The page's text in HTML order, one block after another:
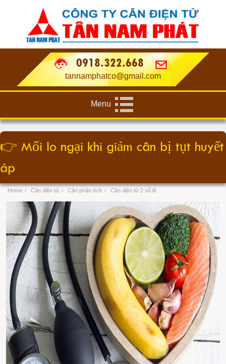
0918.322.668
tannamphatco@gmail.com
Menu
👉 Mối lo ngại khi giảm cân bị tụt huyết
áp
Home › Cân điện tử › Cân phân tích › Cân điện tử 2 số lẻ